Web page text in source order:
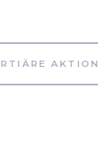
AKTION